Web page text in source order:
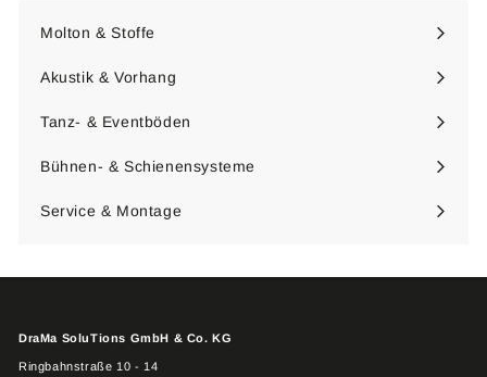
Molton & Stoffe
Menü
Akustik & Vorhang
Menü
Tanz- & Eventböden
Menü
Bühnen- & Schienensysteme
Menü
Service & Montage
DraMa SoluTions GmbH & Co. KG
Ringbahnstraße 10 - 14